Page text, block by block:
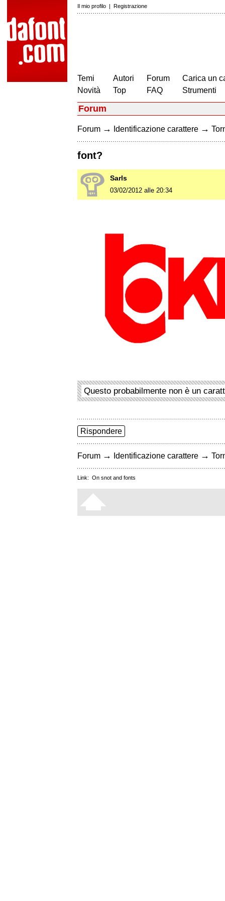
Il mio profilo | Registrazione
Temi
Novità
Autori
Top
Forum
FAQ
Carica un
Strumenti
Forum
Forum → Identificazione carattere →
font?
Sarls
03/02/2012 alle 20:34
Questo probabilmente non è un
Rispondere
Forum → Identificazione carattere →
Link: On snot and fonts